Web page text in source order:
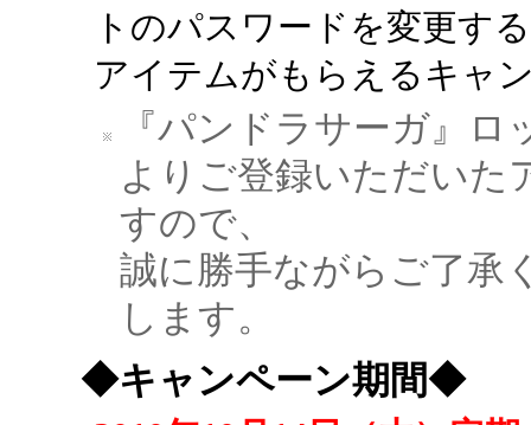
トのパスワードを変更す
アイテムがもらえるキャ
『パンドラサーガ』
よりご登録いただいた
すので、
誠に勝手ながらご了承
します。
◆キャンペーン期間◆